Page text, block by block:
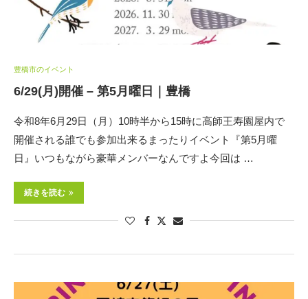
豊橋市のイベント
6/29(月)開催 – 第5月曜日｜豊橋
令和8年6月29日（月）10時半から15時に高師王寿園屋内で
開催される誰でも参加出来るまったりイベント『第5月曜
日』いつもながら豪華メンバーなんですよ今回は …
続きを読む